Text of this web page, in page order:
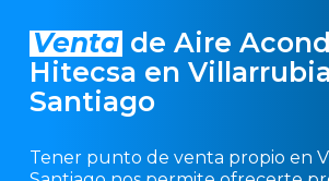
Venta de Aire
Hitecsa en
Santiago
Tener punto de venta propio en